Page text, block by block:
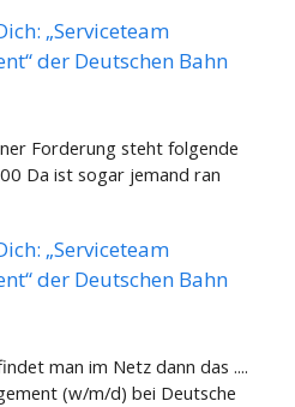
„Serviceteam
der Deutschen Bahn
Forderung steht folgende
Da ist sogar jemand ran
„Serviceteam
der Deutschen Bahn
man im Netz dann das ....
(w/m/d) bei Deutsche